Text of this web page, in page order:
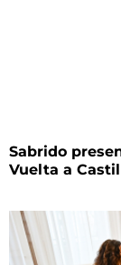
Sabrido
Vuelta a